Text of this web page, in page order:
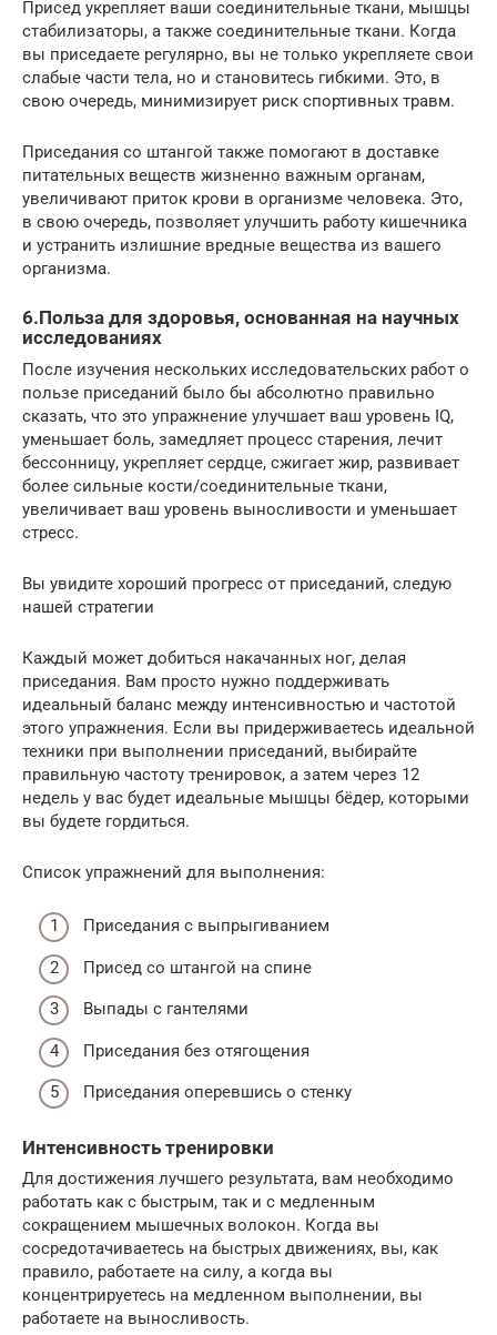
Присед укрепляет ваши соединительные ткани, мышцы
стабилизаторы, а также соединительные ткани. Когда
вы приседаете регулярно, вы не только укрепляете свои
слабые части тела, но и становитесь гибкими. Это, в
свою очередь, минимизирует риск спортивных травм.
Приседания со штангой также помогают в доставке
питательных веществ жизненно важным органам,
увеличивают приток крови в организме человека. Это,
в свою очередь, позволяет улучшить работу кишечника
и устранить излишние вредные вещества из вашего
организма.
6.Польза для здоровья, основанная на научных
исследованиях
После изучения нескольких исследовательских работ о
пользе приседаний было бы абсолютно правильно
сказать, что это упражнение улучшает ваш уровень IQ,
уменьшает боль, замедляет процесс старения, лечит
бессонницу, укрепляет сердце, сжигает жир, развивает
более сильные кости/соединительные ткани,
увеличивает ваш уровень выносливости и уменьшает
стресс.
Вы увидите хороший прогресс от приседаний, следую
нашей стратегии
Каждый может добиться накачанных ног, делая
приседания. Вам просто нужно поддерживать
идеальный баланс между интенсивностью и частотой
этого упражнения. Если вы придерживаетесь идеальной
техники при выполнении приседаний, выбирайте
правильную частоту тренировок, а затем через 12
недель у вас будет идеальные мышцы бёдер, которыми
вы будете гордиться.
Список упражнений для выполнения:
Приседания с выпрыгиванием
Присед со штангой на спине
Выпады с гантелями
Приседания без отягощения
Приседания оперевшись о стенку
Интенсивность тренировки
Для достижения лучшего результата, вам необходимо
работать как с быстрым, так и с медленным
сокращением мышечных волокон. Когда вы
сосредотачиваетесь на быстрых движениях, вы, как
правило, работаете на силу, а когда вы
концентрируетесь на медленном выполнении, вы
работаете на выносливость.